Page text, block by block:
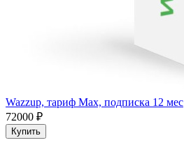
Wazzup, тариф Max, подписка 12 мес
72000 ₽
Купить